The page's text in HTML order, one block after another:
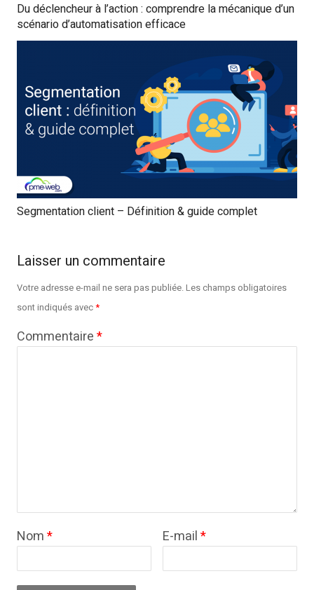
Du déclencheur à l’action : comprendre la mécanique d’un
scénario d’automatisation efficace
Segmentation client – Définition & guide complet
Laisser un commentaire
Votre adresse e-mail ne sera pas publiée.Les champs obligatoires
sont indiqués avec*
Commentaire*
Nom* E-mail*